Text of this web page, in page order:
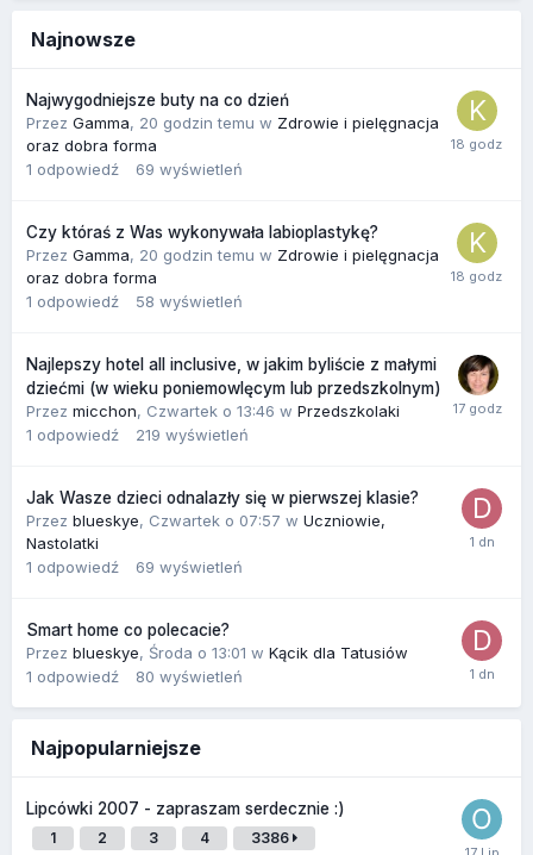
Najnowsze
Najwygodniejsze buty na co dzień
Przez Gamma, 20 godzin temu w Zdrowie i pielęgnacja
oraz dobra forma
1 odpowiedź 69 wyświetleń
Czy któraś z Was wykonywała labioplastykę?
Przez Gamma, 20 godzin temu w Zdrowie i pielęgnacja
oraz dobra forma
1 odpowiedź 58 wyświetleń
Najlepszy hotel all inclusive, w jakim byliście z małymi
dziećmi (w wieku poniemowlęcym lub przedszkolnym)
Przez micchon, Czwartek o 13:46 w Przedszkolaki
1 odpowiedź 219 wyświetleń
Jak Wasze dzieci odnalazły się w pierwszej klasie?
Przez blueskye, Czwartek o 07:57 w Uczniowie,
Nastolatki
1 odpowiedź 69 wyświetleń
Smart home co polecacie?
Przez blueskye, Środa o 13:01 w Kącik dla Tatusiów
1 odpowiedź 80 wyświetleń
Najpopularniejsze
Lipcówki 2007 - zapraszam serdecznie :)
1 2 3 4 3386